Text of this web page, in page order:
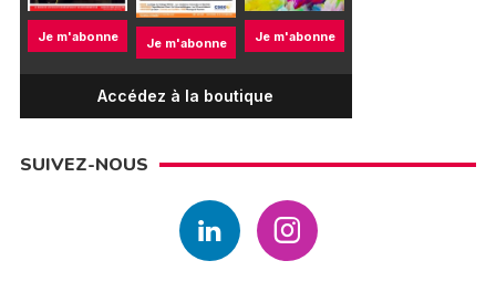
Je m'abonne Je m'abonne Je m'abonne
Accédez à la boutique
SUIVEZ-NOUS